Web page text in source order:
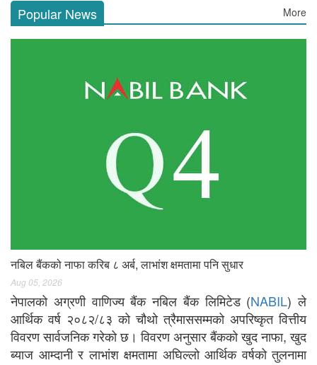
Popular News More
नबिल बैंकको नाफा करिब ८ अर्ब, लाभांश क्षमतामा पनि सुधार
Aug 05, 2026
नेपालको अग्रणी वाणिज्य बैंक नबिल बैंक लिमिटेड (NABIL) ले
आर्थिक वर्ष २०८२/८३ को चौथो त्रैमाससम्मको अपरिष्कृत वित्तीय
विवरण सार्वजनिक गरेको छ। विवरण अनुसार बैंकको खुद नाफा, खुद
ब्याज आम्दानी र लाभांश क्षमतामा अघिल्लो आर्थिक वर्षको तुलनामा